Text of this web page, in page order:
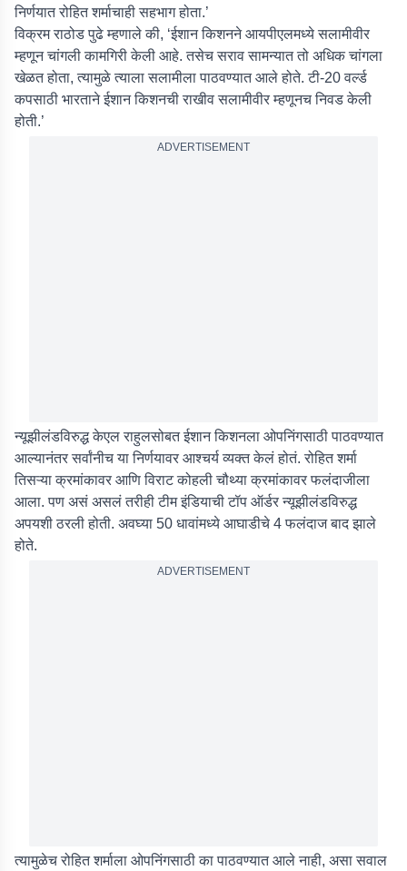
निर्णयात रोहित शर्माचाही सहभाग होता.’
विक्रम राठोड पुढे म्हणाले की, ‘ईशान किशनने आयपीएलमध्ये सलामीवीर
म्हणून चांगली कामगिरी केली आहे. तसेच सराव सामन्यात तो अधिक चांगला
खेळत होता, त्यामुळे त्याला सलामीला पाठवण्यात आले होते. टी-20 वर्ल्ड
कपसाठी भारताने ईशान किशनची राखीव सलामीवीर म्हणूनच निवड केली
होती.’
ADVERTISEMENT
न्यूझीलंडविरुद्ध केएल राहुलसोबत ईशान किशनला ओपनिंगसाठी पाठवण्यात
आल्यानंतर सर्वांनीच या निर्णयावर आश्चर्य व्यक्त केलं होतं. रोहित शर्मा
तिसऱ्या क्रमांकावर आणि विराट कोहली चौथ्या क्रमांकावर फलंदाजीला
आला. पण असं असलं तरीही टीम इंडियाची टॉप ऑर्डर न्यूझीलंडविरुद्ध
अपयशी ठरली होती. अवघ्या 50 धावांमध्ये आघाडीचे 4 फलंदाज बाद झाले
होते.
ADVERTISEMENT
त्यामुळेच रोहित शर्माला ओपनिंगसाठी का पाठवण्यात आले नाही, असा सवाल